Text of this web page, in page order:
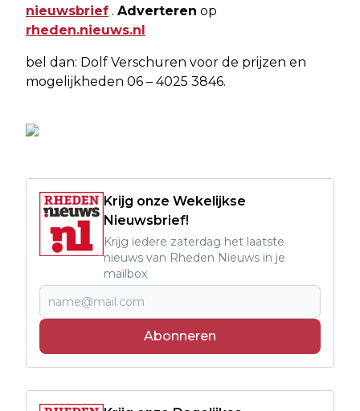
nieuwsbrief . Adverteren op
rheden.nieuws.nl
bel dan: Dolf Verschuren voor de prijzen en
mogelijkheden 06 – 4025 3846.
Krijg onze Wekelijkse
Nieuwsbrief!
Krijg iedere zaterdag het laatste
nieuws van Rheden Nieuws in je
mailbox
Abonneren